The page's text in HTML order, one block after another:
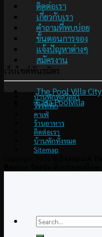
ติดต่อเรา
เกี่ยวกับเรา
คำถามที่พบบ่อย
ขั้นตอนการจอง
แจ้งปัญหาต่างๆ
สมัครงาน
เว็บไซต์พันธมิตร
The Pool Villa City
Casa Poolvilla
บ้านพักพูลวิลล่า
รีวิวที่พัก
คาเฟ่
ร้านอาหาร
ติดต่อเรา
บ้านพักทั้งหมด
Sitemap
Search
for: